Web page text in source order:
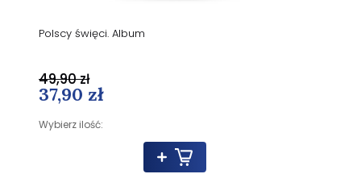
Polscy święci. Album
37,90 zł
Wybierz ilość:
49,90 zł